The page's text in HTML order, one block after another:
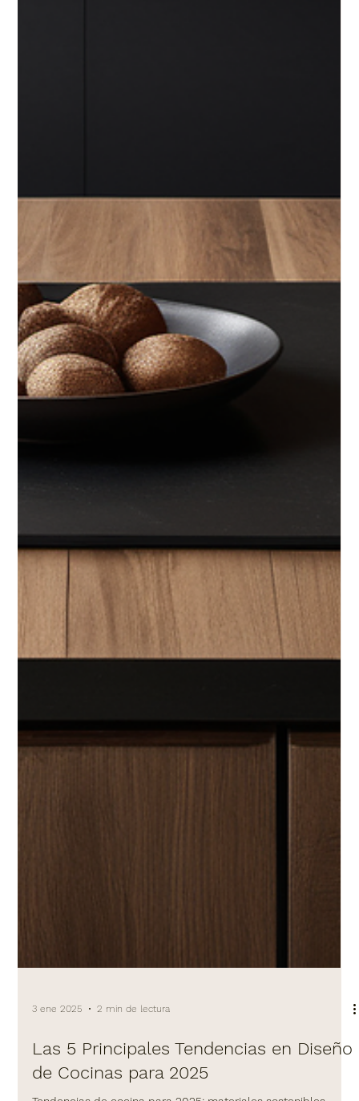
Las 5 Principales Tendencias en Diseño